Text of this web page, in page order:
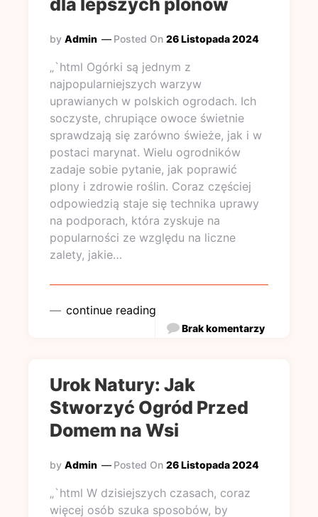
dla lepszych plonów
by Admin Posted On 26 Listopada 2024
„`html Ogórki są jednym z
najpopularniejszych warzyw
uprawianych w polskich ogrodach. Ich
soczyste, chrupiące owoce świetnie
sprawdzają się zarówno świeże, jak i w
postaci marynat. Wielu ogrodników
zadaje sobie pytanie, jak poprawić
plony i zdrowie roślin. Coraz częściej
odpowiedzią staje się technika uprawy
na podporach, która zyskuje na
popularności ze względu na liczne
zalety, jakie…
continue reading
Brak komentarzy
Urok Natury: Jak
Stworzyć Ogród Przed
Domem na Wsi
by Admin Posted On 26 Listopada 2024
„`html W dzisiejszych czasach, coraz
więcej osób szuka sposobów, by